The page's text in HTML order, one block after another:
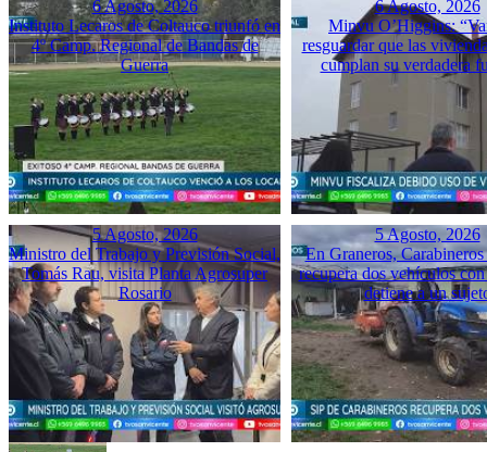
6 Agosto, 2026
Instituto Lecaros de Coltauco triunfó en
4º Camp. Regional de Bandas de
Guerra
6 Agosto, 2026
Minvu O’Higgins:
resguardar que las
cumplan su verdadera
5 Agosto, 2026
Ministro del Trabajo y Previsión Social,
Tomás Rau, visita Planta Agrosuper
Rosario
5 Agosto, 2026
En Graneros,
recupera dos vehículos
detiene a un